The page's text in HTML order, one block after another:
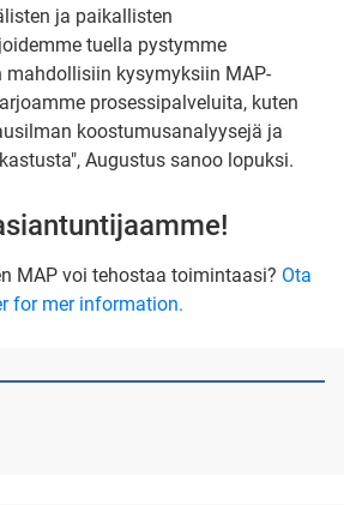
ja paikallisten
tuella pystymme
kysymyksiin MAP-
prosessipalveluita, kuten
koostumusanalyysejä ja
Augustus sanoo lopuksi.
MAP voi tehostaa toimintaasi? Ota
for mer information.